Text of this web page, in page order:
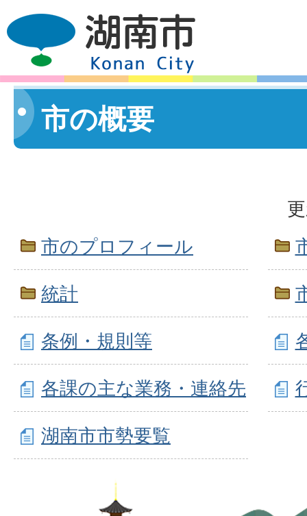
市の概要
市のプロフィール
統計
条例・規則等
各課の主な業務・連絡先
湖南市市勢要覧